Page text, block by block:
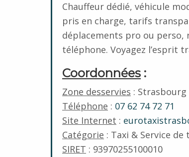
Chauffeur dédié, véhicule
pris en charge, tarifs
déplacements pro ou perso,
téléphone. Voyagez l’esprit
Coordonnées :
Zone desservies : Strasbourg
Téléphone : 07 62 74 72 71
Site Internet :
Catégorie : Taxi & Service de
SIRET : 93970255100010